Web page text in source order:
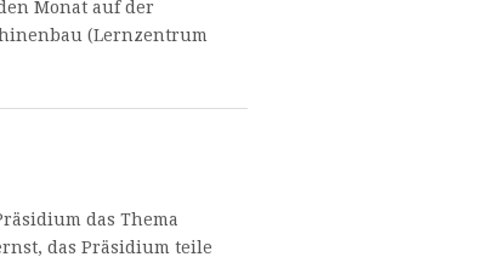
Monat auf der
(Lernzentrum
das Thema
das Präsidium teile